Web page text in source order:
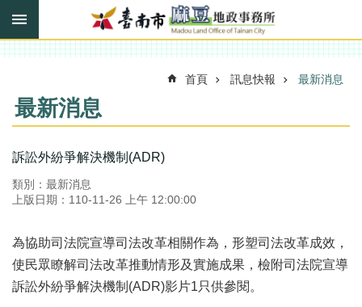
跳到主要內容區塊
搜
進
階
訊
快
報
關
簡
介
首頁 訊息快報 最新消息
最新消息
訴訟外紛爭解決機制(ADR)
類別：最新消息
上版日期：110-11-26 上午 12:00:00
為協助司法院宣導司法改革相關作為，形塑司法改革成效，
使民眾瞭解司法改革推動情形及實施成果，檢附司法院宣導
訴訟外紛爭解決機制(ADR)影片1只供參閱。